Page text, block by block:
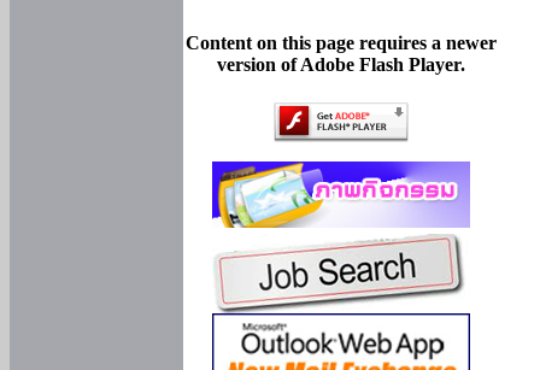
Content on this page requires a newer
version of Adobe Flash Player.